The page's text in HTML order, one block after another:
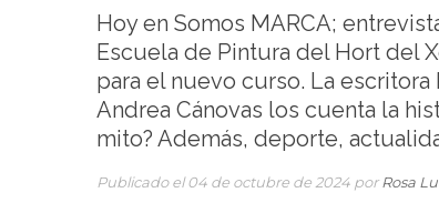
Hoy en Somos MARCA;
Escuela de Pintura del Hort del
para el nuevo curso. La
Andrea Cánovas los cuenta la
mito? Además, deporte,
Publicado el 04 de octubre de 2024 porRosa